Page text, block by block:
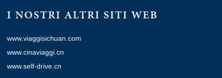
I NOSTRI ALTRI SITI WEB
www.viaggisichuan.com
www.cinaviaggi.cn
www.self-drive.cn